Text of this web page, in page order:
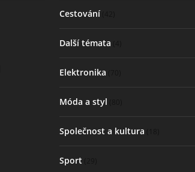
Cestování(42)
Další témata
Elektronika
Móda a styl
Společnost a kultura
Sport